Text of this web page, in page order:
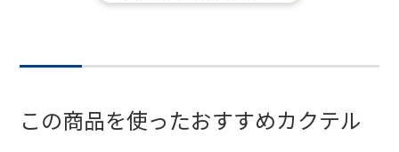
この商品を使ったおすすめカクテル